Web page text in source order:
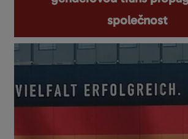
společnost